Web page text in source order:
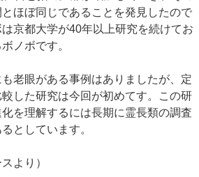
ほぼ同じであることを発見したので
京都大学が40年以上研究を続けてお
ノボです。
老眼がある事例はありましたが、定
した研究は今回が初めてす。この研
を理解するには長期に霊長類の調査
としています。
より）